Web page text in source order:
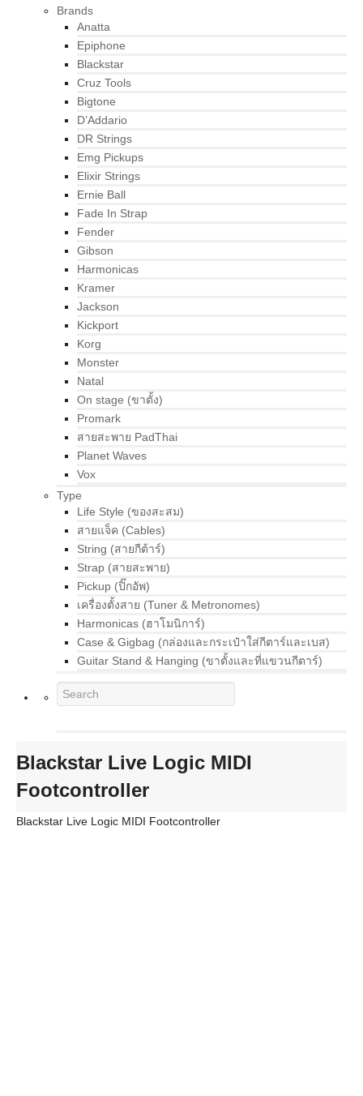
Brands
Anatta
Epiphone
Blackstar
Cruz Tools
Bigtone
D’Addario
DR Strings
Emg Pickups
Elixir Strings
Ernie Ball
Fade In Strap
Fender
Gibson
Harmonicas
Kramer
Jackson
Kickport
Korg
Monster
Natal
On stage (ขาตั้ง)
Promark
สายสะพาย PadThai
Planet Waves
Vox
Type
Life Style (ของสะสม)
สายแจ็ค (Cables)
String (สายกีต้าร์)
Strap (สายสะพาย)
Pickup (ปิ๊กอัพ)
เครื่องตั้งสาย (Tuner & Metronomes)
Harmonicas (ฮาโมนิการ์)
Case & Gigbag (กล่องและกระเป๋าใส่กีตาร์และเบส)
Guitar Stand & Hanging (ขาตั้งและที่แขวนกีตาร์)
Blackstar Live Logic MIDI
Footcontroller
Blackstar Live Logic MIDI Footcontroller